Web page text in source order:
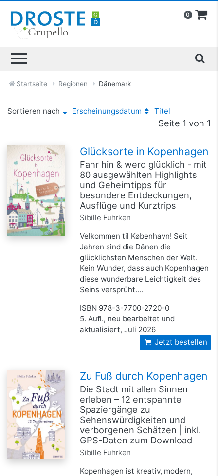
0
Startseite Regionen Dänemark
Sortieren nach Erscheinungsdatum Titel
Seite 1 von 1
Glücksorte in Kopenhagen
Fahr hin & werd glücklich - mit
80 ausgewählten Highlights
und Geheimtipps für
besondere Entdeckungen,
Ausflüge und Kurztrips
Sibille Fuhrken
Velkommen til København! Seit
Jahren sind die Dänen die
glücklichsten Menschen der Welt.
Kein Wunder, dass auch Kopenhagen
diese wunderbare Leichtigkeit des
Seins versprüht....
ISBN 978-3-7700-2720-0
5. Aufl., neu bearbeitet und
aktualisiert, Juli 2026
Jetzt bestellen
Zu Fuß durch Kopenhagen
Die Stadt mit allen Sinnen
erleben – 12 entspannte
Spaziergänge zu
Sehenswürdigkeiten und
verborgenen Schätzen | inkl.
GPS-Daten zum Download
Sibille Fuhrken
Kopenhagen ist kreativ, modern,